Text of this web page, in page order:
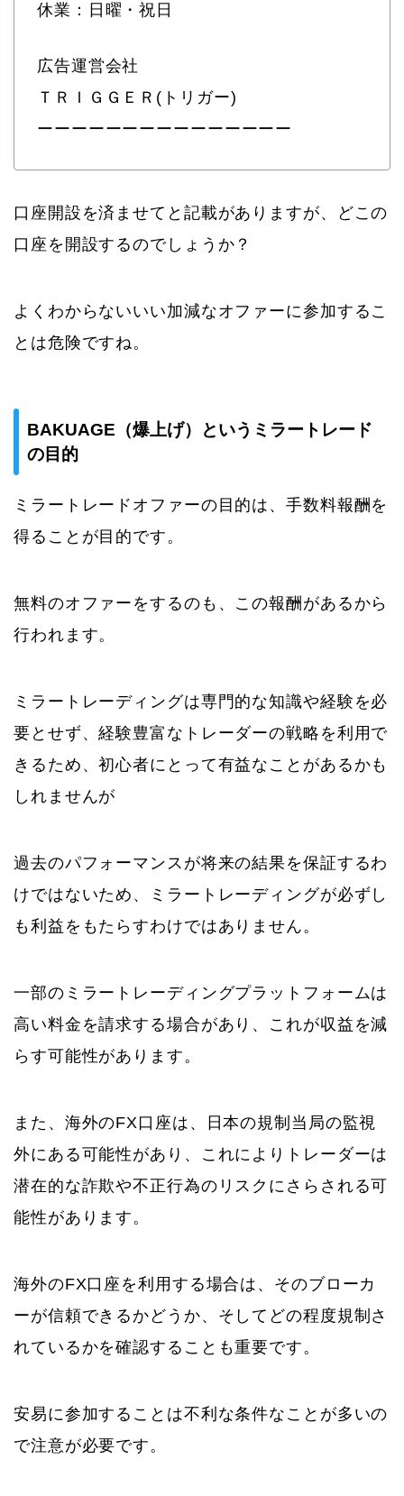
休業：日曜・祝日
広告運営会社
ＴＲＩＧＧＥＲ(トリガー)
ーーーーーーーーーーーーーーー
口座開設を済ませてと記載がありますが、どこの
口座を開設するのでしょうか？
よくわからないいい加減なオファーに参加するこ
とは危険ですね。
BAKUAGE（爆上げ）というミラートレード
の目的
ミラートレードオファーの目的は、手数料報酬を
得ることが目的です。
無料のオファーをするのも、この報酬があるから
行われます。
ミラートレーディングは専門的な知識や経験を必
要とせず、経験豊富なトレーダーの戦略を利用で
きるため、初心者にとって有益なことがあるかも
しれませんが
過去のパフォーマンスが将来の結果を保証するわ
けではないため、ミラートレーディングが必ずし
も利益をもたらすわけではありません。
一部のミラートレーディングプラットフォームは
高い料金を請求する場合があり、これが収益を減
らす可能性があります。
また、海外のFX口座は、日本の規制当局の監視
外にある可能性があり、これによりトレーダーは
潜在的な詐欺や不正行為のリスクにさらされる可
能性があります。
海外のFX口座を利用する場合は、そのブローカ
ーが信頼できるかどうか、そしてどの程度規制さ
れているかを確認することも重要です。
安易に参加することは不利な条件なことが多いの
で注意が必要です。